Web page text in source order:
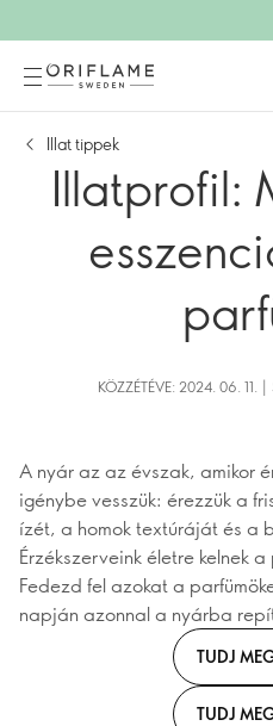
Illat tippek
Illatprofil:
KÖZZÉTÉVE: 2024. 06. 11.
A nyár az az évszak, amikor
igénybe vesszük: érezzük a
ízét, a homok textúráját és a
Érzékszerveink életre kelnek
Fedezd fel azokat a
napján azonnal a nyárba
TUDJ
TUDJ